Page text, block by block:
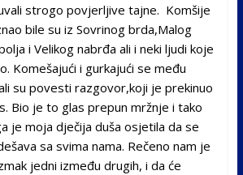
strogo povjerljive tajne. Komšije
bile su iz Sovrinog brda,Malog
i Velikog nabrđa ali i neki ljudi koje
Komešajući i gurkajući se među
su povesti razgovor,koji je prekinuo
Bio je to glas prepun mržnje i tako
je moja dječija duša osjetila da se
sa svima nama. Rečeno nam je
jedni između drugih, i da će